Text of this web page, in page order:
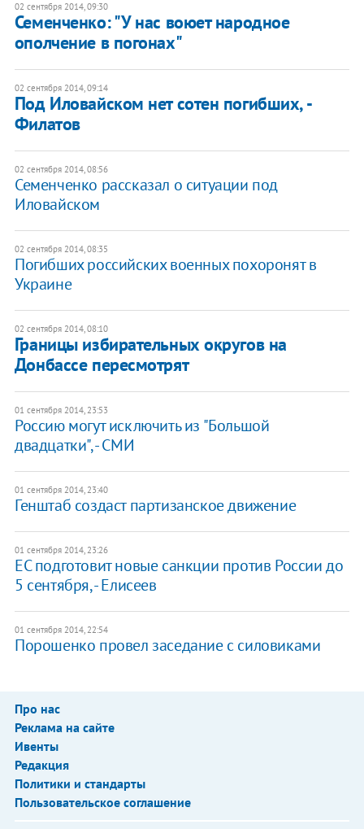
02 сентября 2014, 09:30
Семенченко: "У нас воюет народное
ополчение в погонах"
02 сентября 2014, 09:14
Под Иловайском нет сотен погибших, -
Филатов
02 сентября 2014, 08:56
Семенченко рассказал о ситуации под
Иловайском
02 сентября 2014, 08:35
Погибших российских военных похоронят в
Украине
02 сентября 2014, 08:10
Границы избирательных округов на
Донбассе пересмотрят
01 сентября 2014, 23:53
Россию могут исключить из "Большой
двадцатки", - СМИ
01 сентября 2014, 23:40
Генштаб создаст партизанское движение
01 сентября 2014, 23:26
ЕС подготовит новые санкции против России до
5 сентября, - Елисеев
01 сентября 2014, 22:54
Порошенко провел заседание с силовиками
Про нас
Реклама на сайте
Ивенты
Редакция
Политики и стандарты
Пользовательское соглашение